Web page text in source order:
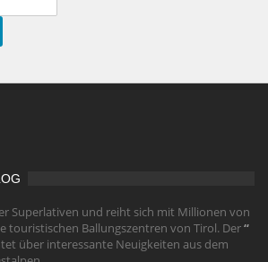
Superlativen und reiht sich mit Millionen von
touristischen Ballungszentren von Tirol. Der“
über interessante Neuigkeiten aus dem